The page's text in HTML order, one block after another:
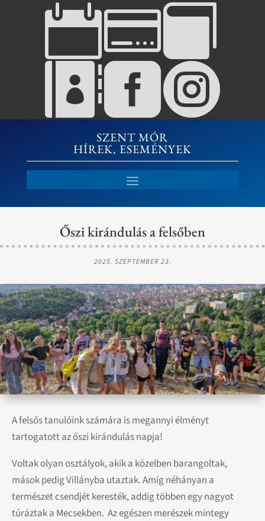


SZENT MÓR
HÍREK, ESEMÉNYEK
Őszi kirándulás a felsőben
2025. SZEPTEMBER 23.
A felsős tanulóink számára is megannyi élményt
tartogatott az őszi kirándulás napja!
Voltak olyan osztályok, akik a közelben barangoltak,
mások pedig Villányba utaztak. Amíg néhányan a
természet csendjét keresték, addig többen egy nagyot
túráztak a Mecsekben. Az egészen merészek mintegy